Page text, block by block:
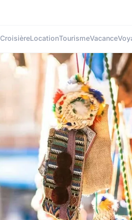
CroisièreLocationTourismeVacance